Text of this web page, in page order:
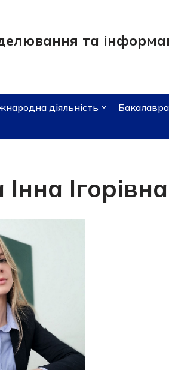
та
діяльність
Ігорівна